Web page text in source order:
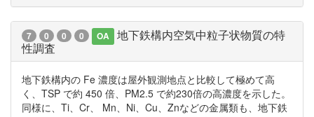
7 0 0 0 OA
地下鉄構内空気中粒子状物質の特
性調査
地下鉄構内の Fe 濃度は屋外観測地点と比較して極めて高
く、TSP で約 450 倍、PM2.5 で約230倍の高濃度を示した。
同様に、Ti、Cr、 Mn、Ni、Cu、Znなどの金属類も、地下鉄